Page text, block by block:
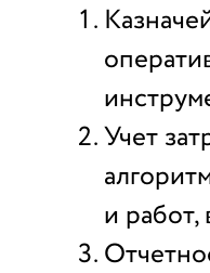
Учет
и работ,